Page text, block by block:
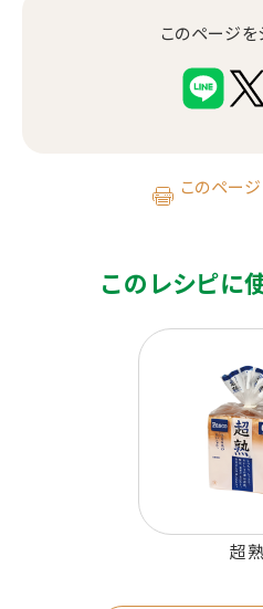
このページを
このペー
このレシピに
超熟